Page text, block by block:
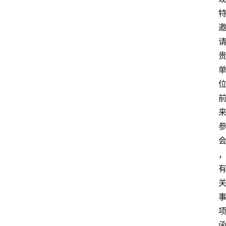
特
邀
请
贵
单
位
前
来
参
会
，
有
关
事
项